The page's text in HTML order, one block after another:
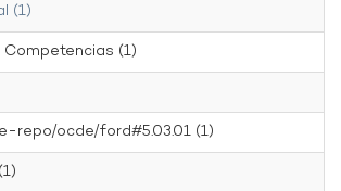
(1)
(1)
repo/ocde/ford#5.03.01 (1)